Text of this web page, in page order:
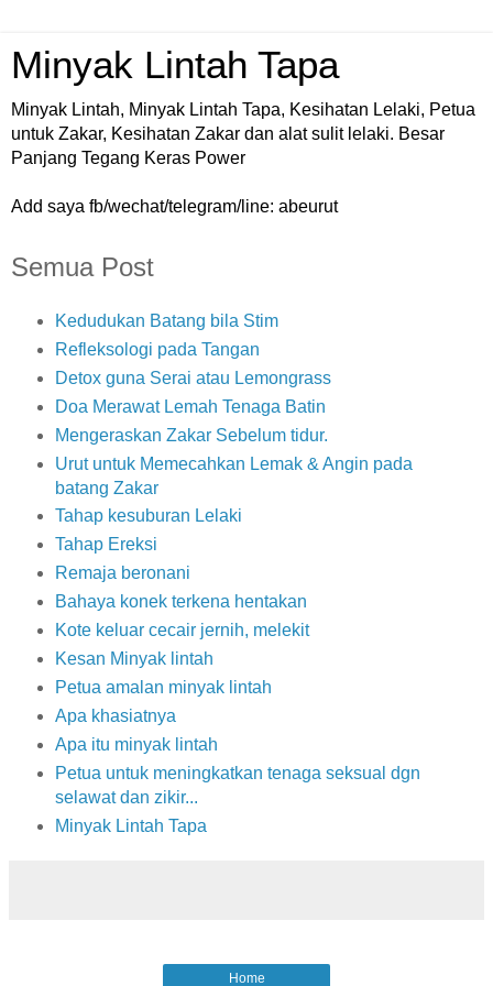
Minyak Lintah Tapa
Minyak Lintah, Minyak Lintah Tapa, Kesihatan Lelaki, Petua
untuk Zakar, Kesihatan Zakar dan alat sulit lelaki. Besar
Panjang Tegang Keras Power
Add saya fb/wechat/telegram/line: abeurut
Semua Post
Kedudukan Batang bila Stim
Refleksologi pada Tangan
Detox guna Serai atau Lemongrass
Doa Merawat Lemah Tenaga Batin
Mengeraskan Zakar Sebelum tidur.
Urut untuk Memecahkan Lemak & Angin pada
batang Zakar
Tahap kesuburan Lelaki
Tahap Ereksi
Remaja beronani
Bahaya konek terkena hentakan
Kote keluar cecair jernih, melekit
Kesan Minyak lintah
Petua amalan minyak lintah
Apa khasiatnya
Apa itu minyak lintah
Petua untuk meningkatkan tenaga seksual dgn
selawat dan zikir...
Minyak Lintah Tapa
Home